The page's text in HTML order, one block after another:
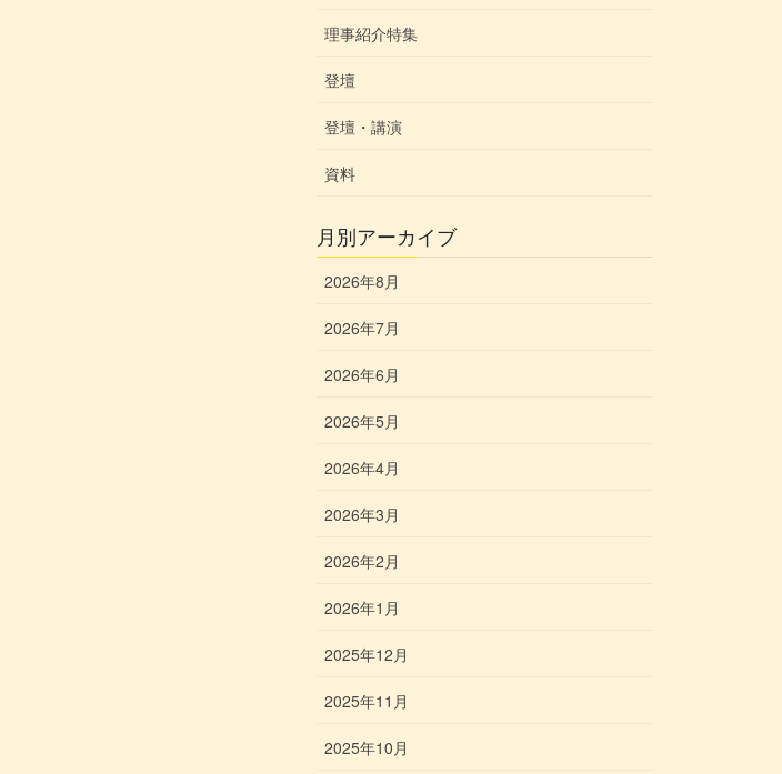
理事紹介特集
登壇
登壇・講演
資料
月別アーカイブ
2026年8月
2026年7月
2026年6月
2026年5月
2026年4月
2026年3月
2026年2月
2026年1月
2025年12月
2025年11月
2025年10月